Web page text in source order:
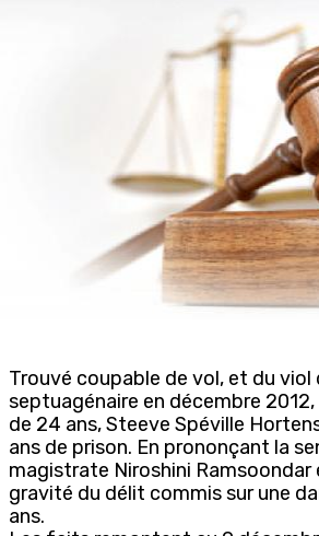
Trouvé coupable de vol, et du viol
septuagénaire en décembre
de 24 ans, Steeve Spéville
ans de prison. En prononçant la
magistrate Niroshini Ramsoondar
gravité du délit commis sur une
ans.